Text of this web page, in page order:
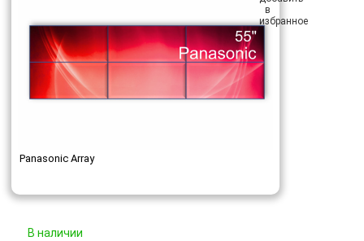
Panasonic Array
В наличии